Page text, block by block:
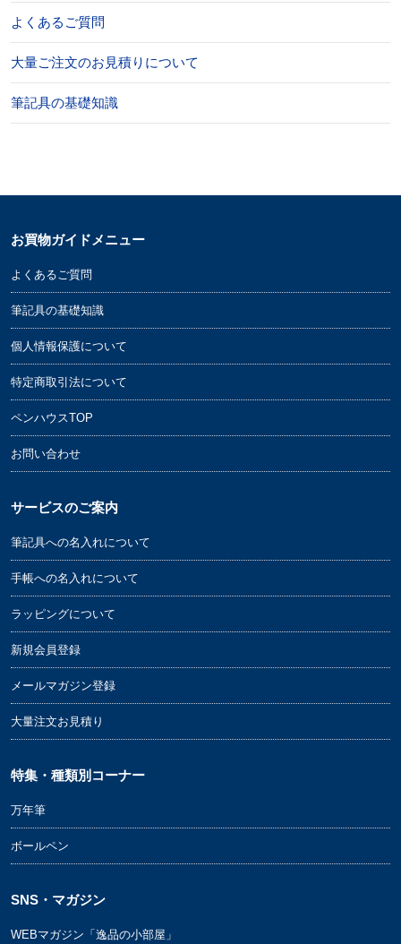
よくあるご質問
大量ご注文のお見積りについて
筆記具の基礎知識
お買物ガイドメニュー
よくあるご質問
筆記具の基礎知識
個人情報保護について
特定商取引法について
ペンハウスTOP
お問い合わせ
サービスのご案内
筆記具への名入れについて
手帳への名入れについて
ラッピングについて
新規会員登録
メールマガジン登録
大量注文お見積り
特集・種類別コーナー
万年筆
ボールペン
SNS・マガジン
WEBマガジン「逸品の小部屋」